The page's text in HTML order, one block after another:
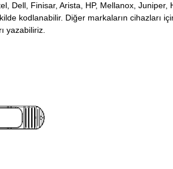
Dell, Finisar, Arista, HP, Mellanox,
kodlanabilir. Diğer markaların cihazları
yazabiliriz.